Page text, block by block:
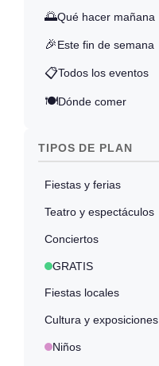
🌅Qué hacer mañana
🎉Este fin de semana
📋Todos los eventos
🍽️Dónde comer
TIPOS DE PLAN
Fiestas y ferias
Teatro y espectáculos
Conciertos
GRATIS
Fiestas locales
Cultura y exposiciones
Niños